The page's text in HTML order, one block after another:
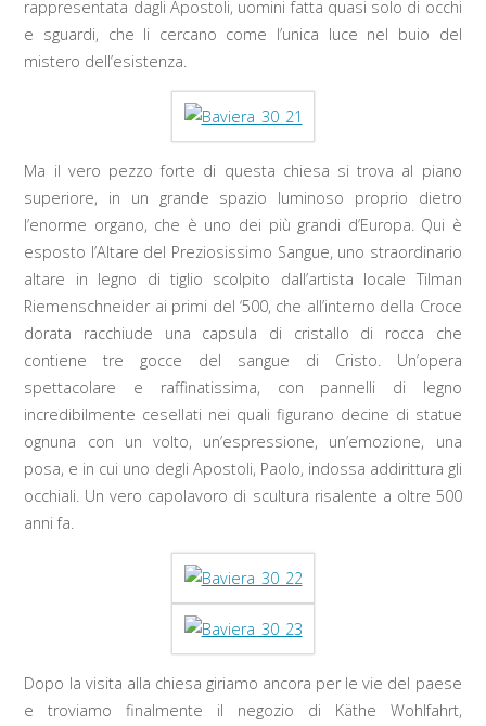
rappresentata dagli Apostoli, uomini fatta quasi solo di occhi
e sguardi, che li cercano come l’unica luce nel buio del
mistero dell’esistenza.
Ma il vero pezzo forte di questa chiesa si trova al piano
superiore, in un grande spazio luminoso proprio dietro
l’enorme organo, che è uno dei più grandi d’Europa. Qui è
esposto l’Altare del Preziosissimo Sangue, uno straordinario
altare in legno di tiglio scolpito dall’artista locale Tilman
Riemenschneider ai primi del ‘500, che all’interno della Croce
dorata racchiude una capsula di cristallo di rocca che
contiene tre gocce del sangue di Cristo. Un’opera
spettacolare e raffinatissima, con pannelli di legno
incredibilmente cesellati nei quali figurano decine di statue
ognuna con un volto, un’espressione, un’emozione, una
posa, e in cui uno degli Apostoli, Paolo, indossa addirittura gli
occhiali. Un vero capolavoro di scultura risalente a oltre 500
anni fa.
Dopo la visita alla chiesa giriamo ancora per le vie del paese
e troviamo finalmente il negozio di Käthe Wohlfahrt,